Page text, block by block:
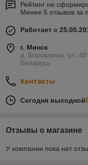
Рейтинг не
Менее 5 отзывов за
Работает с
г. Минск
д. Боровляны, ул.
Беларусь
Контакты
Сегодня выходной
Отзывы о магазине
У компании пока нет